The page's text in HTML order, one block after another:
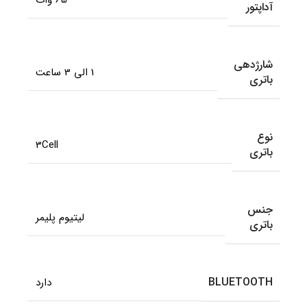
آداپتور
شارژدهی
باتری
1 الی 3 ساعت
نوع
باتری
3Cell
جنس
باتری
لیتیوم پلیمر
BLUETOOTH دارد